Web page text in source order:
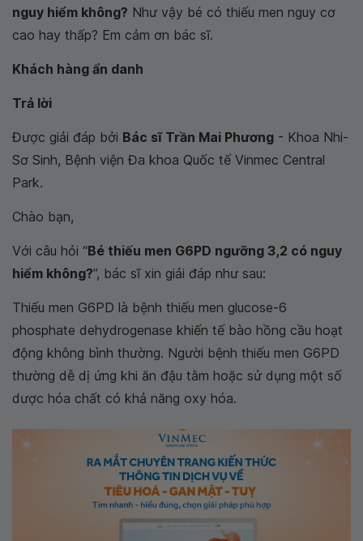
nguy hiểm không? Như vậy bé có thiếu men nguy cơ
cao hay thấp? Em cảm ơn bác sĩ.
Khách hàng ẩn danh
Trả lời
Được giải đáp bởi Bác sĩ Trần Mai Phương - Khoa Nhi-
Sơ Sinh, Bệnh viện Đa khoa Quốc tế Vinmec Central
Park.
Chào bạn,
Với câu hỏi “Bé thiếu men G6PD ngưỡng 3,2 có nguy
hiểm không?”, bác sĩ xin giải đáp như sau:
Thiếu men G6PD là bệnh thiếu men glucose-6
phosphate dehydrogenase khiến tế bào hồng cầu hoạt
động không bình thường. Người bệnh thiếu men G6PD
thường dễ dị ứng khi ăn đậu tằm hoặc sử dụng một số
dược hóa chất có khả năng oxy hóa.